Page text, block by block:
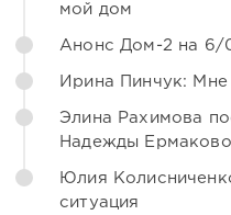
мой дом
Анонс Дом-2 на 6/
Ирина Пинчук: Мне
Элина Рахимова
Надежды
Юлия
ситуация